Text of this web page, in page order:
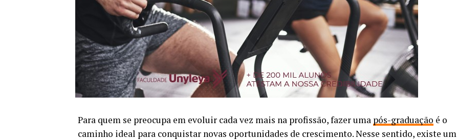
Para quem se preocupa em evoluir cada vez mais na profissão, fazer uma pós-graduação é o
caminho ideal para conquistar novas oportunidades de crescimento. Nesse sentido, existe um